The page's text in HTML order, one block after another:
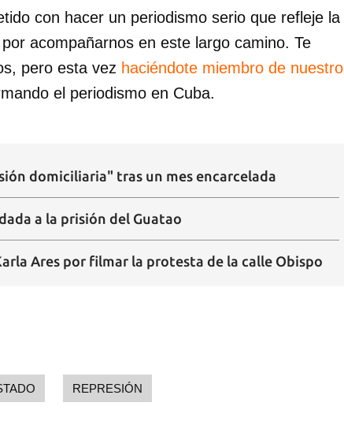
con hacer un periodismo serio que refleje la
acompañarnos en este largo camino. Te
pero esta vez haciéndote miembro de nuestro
el periodismo en Cuba.
domiciliaria" tras un mes encarcelada
a la prisión del Guatao
Ares por filmar la protesta de la calle Obispo
REPRESIÓN